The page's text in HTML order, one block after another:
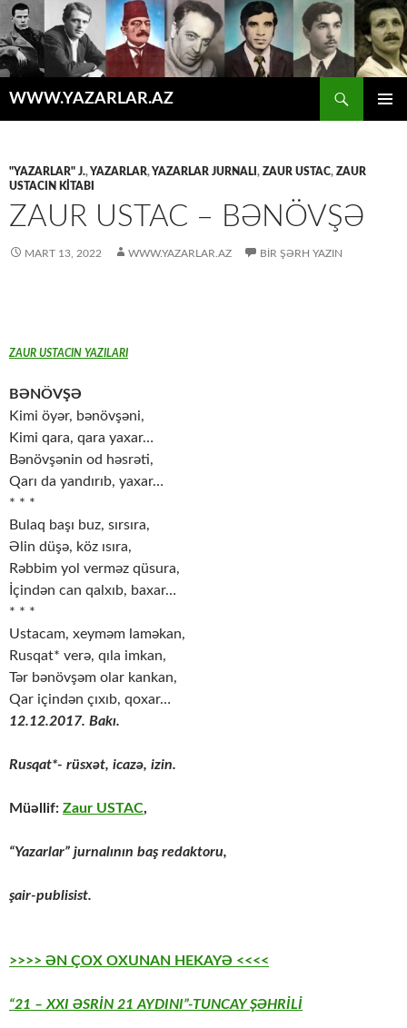
WWW.YAZARLAR.AZ
"YAZARLAR" J., YAZARLAR, YAZARLAR JURNALI , ZAUR USTAC, ZAUR
USTACIN KİTABI
ZAUR USTAC – BƏNÖVŞƏ
MART 13, 2022 WWW.YAZARLAR.AZ BIR ŞƏRH YAZIN
ZAUR USTACIN YAZILARI
BƏNÖVŞƏ
Kimi öyər, bənövşəni,
Kimi qara, qara yaxar…
Bənövşənin od həsrəti,
Qarı da yandırıb, yaxar…
* * *
Bulaq başı buz, sırsıra,
Əlin düşə, köz ısıra,
Rəbbim yol verməz qüsura,
İçindən can qalxıb, baxar…
* * *
Ustacam, xeyməm laməkan,
Rusqat* verə, qıla imkan,
Tər bənövşəm olar kankan,
Qar içindən çıxıb, qoxar…
12.12.2017. Bakı.
Rusqat*- rüsxət, icazə, izin.
Müəllif: Zaur USTAC,
“Yazarlar” jurnalının baş redaktoru,
şair-publisist.
>>>> ƏN ÇOX OXUNAN HEKAYƏ <<<<
“21 – XXI ƏSRİN 21 AYDINI”-TUNCAY ŞƏHRİLİ